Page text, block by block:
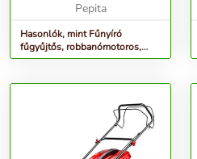
Pepita
Hasonlók, mint Fűnyíró
fűgyűjtős, robbanómotoros,
önjáró MTD Smart 46 SPO 46